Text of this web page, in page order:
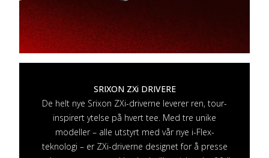
SRIXON ZXi DRIVERE
De helt nye Srixon ZXi-driverne leverer ren, tour-
inspirert ytelse på hvert tee. Med tre unike
modeller – alle utstyrt med vår nye i-Flex-
teknologi – er ZXi-driverne designet for å presse